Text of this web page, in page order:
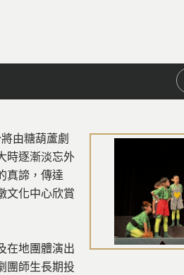
由糖葫蘆劇
時逐漸淡忘外
真諦，傳達
文化中心欣賞
在地團體演出
團師生長期投